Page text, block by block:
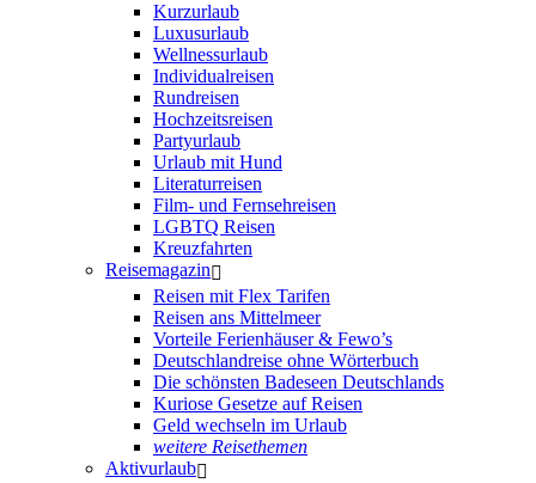
Kurzurlaub
Luxusurlaub
Wellnessurlaub
Individualreisen
Rundreisen
Hochzeitsreisen
Partyurlaub
Urlaub mit Hund
Literaturreisen
Film- und Fernsehreisen
LGBTQ Reisen
Kreuzfahrten
Reisemagazin
Reisen mit Flex Tarifen
Reisen ans Mittelmeer
Vorteile Ferienhäuser & Fewo’s
Deutschlandreise ohne Wörterbuch
Die schönsten Badeseen Deutschlands
Kuriose Gesetze auf Reisen
Geld wechseln im Urlaub
weitere Reisethemen
Aktivurlaub